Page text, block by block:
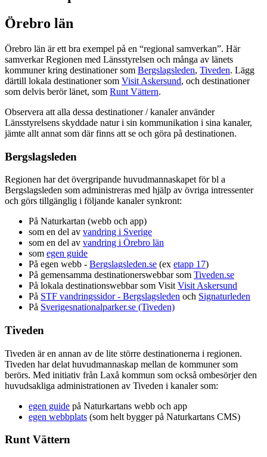
Örebro län
Örebro län är ett bra exempel på en “regional samverkan”. Här
samverkar Regionen med Länsstyrelsen och många av länets
kommuner kring destinationer som Bergslagsleden, Tiveden. Lägg
därtill lokala destinationer som Visit Askersund, och destinationer
som delvis berör länet, som Runt Vättern.
Observera att alla dessa destinationer / kanaler använder
Länsstyrelsens skyddade natur i sin kommunikation i sina kanaler,
jämte allt annat som där finns att se och göra på destinationen.
Bergslagsleden
Regionen har det övergripande huvudmannaskapet för bl a
Bergslagsleden som administreras med hjälp av övriga intressenter
och görs tillgänglig i följande kanaler synkront:
På Naturkartan (webb och app)
som en del av vandring i Sverige
som en del av vandring i Örebro län
som egen guide
På egen webb - Bergslagsleden.se (ex etapp 17)
På gemensamma destinationerswebbar som Tiveden.se
På lokala destinationswebbar som Visit Visit Askersund
På STF vandringssidor - Bergslagsleden och Signaturleden
På Sverigesnationalparker.se (Tiveden)
Tiveden
Tiveden är en annan av de lite större destinationerna i regionen.
Tiveden har delat huvudmannaskap mellan de kommuner som
berörs. Med initiativ från Laxå kommun som också ombesörjer den
huvudsakliga administrationen av Tiveden i kanaler som:
egen guide på Naturkartans webb och app
egen webbplats (som helt bygger på Naturkartans CMS)
Runt Vättern